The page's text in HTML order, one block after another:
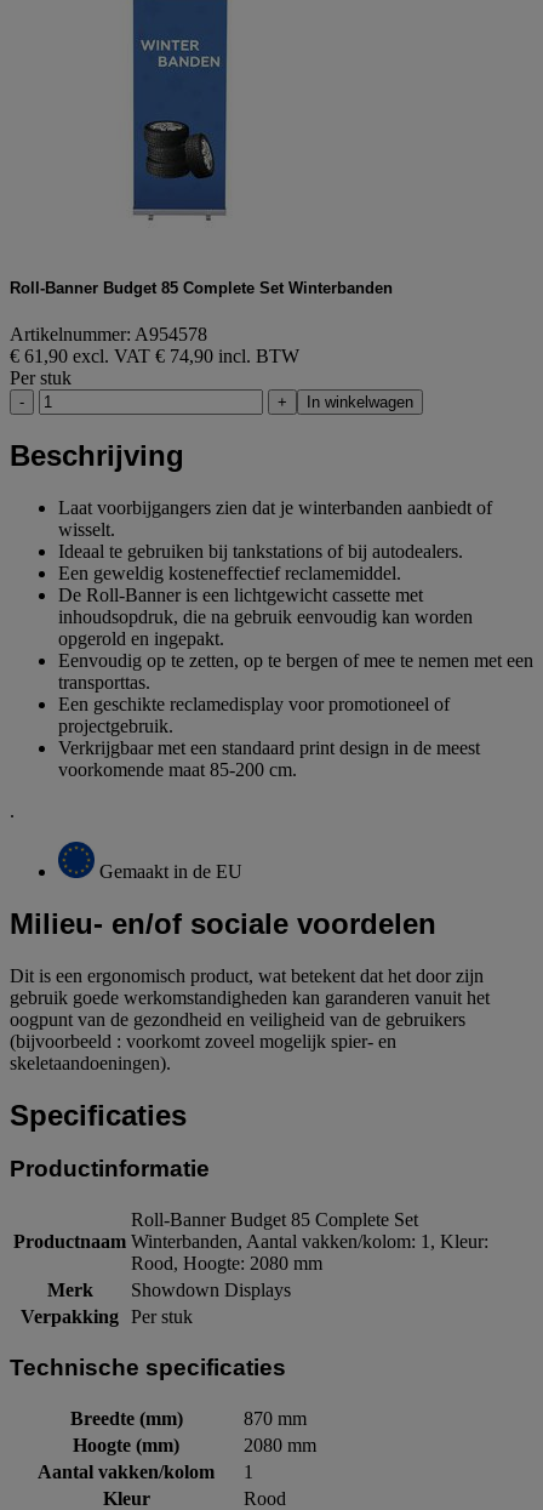
Roll-Banner Budget 85 Complete Set Winterbanden
Artikelnummer: A954578
€ 61,90 excl. VAT € 74,90 incl. BTW
Per stuk
- + In winkelwagen
Beschrijving
Laat voorbijgangers zien dat je winterbanden aanbiedt of
wisselt.
Ideaal te gebruiken bij tankstations of bij autodealers.
Een geweldig kosteneffectief reclamemiddel.
De Roll-Banner is een lichtgewicht cassette met
inhoudsopdruk, die na gebruik eenvoudig kan worden
opgerold en ingepakt.
Eenvoudig op te zetten, op te bergen of mee te nemen met een
transporttas.
Een geschikte reclamedisplay voor promotioneel of
projectgebruik.
Verkrijgbaar met een standaard print design in de meest
voorkomende maat 85-200 cm.
.
Gemaakt in de EU
Milieu- en/of sociale voordelen
Dit is een ergonomisch product, wat betekent dat het door zijn
gebruik goede werkomstandigheden kan garanderen vanuit het
oogpunt van de gezondheid en veiligheid van de gebruikers
(bijvoorbeeld : voorkomt zoveel mogelijk spier- en
skeletaandoeningen).
Specificaties
Productinformatie
Productnaam
Roll-Banner Budget 85 Complete Set
Winterbanden, Aantal vakken/kolom: 1, Kleur:
Rood, Hoogte: 2080 mm
Merk
Showdown Displays
Verpakking Per stuk
Technische specificaties
Breedte (mm)
870 mm
Hoogte (mm)
2080 mm
Aantal vakken/kolom
1
Kleur
Rood